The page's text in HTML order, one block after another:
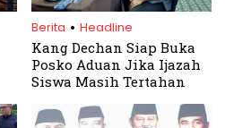
Berita . Headline
Kang Dechan Siap Buka
Posko Aduan Jika Ijazah
Siswa Masih Tertahan